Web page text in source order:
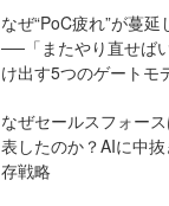
なぜ“PoC疲れ”が蔓延
──「またやり直せば
け出す5つのゲートモ
なぜセールスフォー
表したのか？AIに中
存戦略